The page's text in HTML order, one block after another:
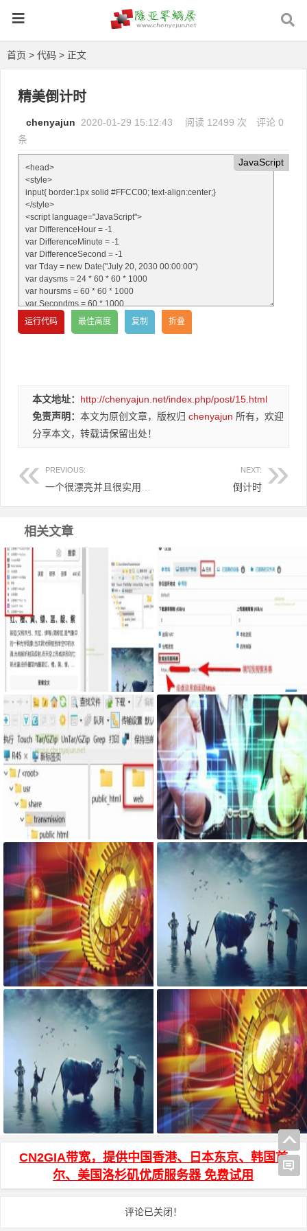
首页 > 代码 > 正文
精美倒计时
chenyajun 2020-01-29 15:12:43 阅读 12499 次
评论 0
条
JavaScript
本文地址： http://chenyajun.net/index.php/post/15.html
免责声明： 本文为原创文章，版权归 chenyajun 所有，欢迎
分享本文，转载请保留出处！
PREVIOUS: NEXT:
倒计时
相关文章
Google Chrome浏览器右侧边栏嵌
服务器搭建syncthing客户端，自
己私有syncthing发现服务器和中
继服务器
最新固件里transmission页面提示
Couldn't find Transmission's web
interface files错误
网页添加密码访问JS代码
宝塔面板搭建可道云 可访问系统
目录方法
AdGuard Home和网站共存安装方
法
js页面跳转 和 js打开新窗口 方法
HTML页面输入密码才能访问加密
代码
CN2GIA带宽，提供中国香港、日本东京、韩国首
尔、美国洛杉矶优质服务器 免费试用
评论已关闭！